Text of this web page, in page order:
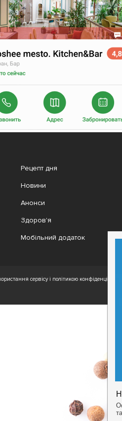
Рецепт дня
Новини
Анонси
Здоров'я
Мобільний додаток
сервісу і політикою конфіденційності.